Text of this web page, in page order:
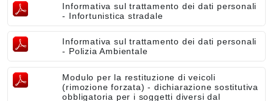
Informativa sul trattamento dei dati personali
- Infortunistica stradale
Informativa sul trattamento dei dati personali
- Polizia Ambientale
Modulo per la restituzione di veicoli
(rimozione forzata) - dichiarazione sostitutiva
obbligatoria per i soggetti diversi dal